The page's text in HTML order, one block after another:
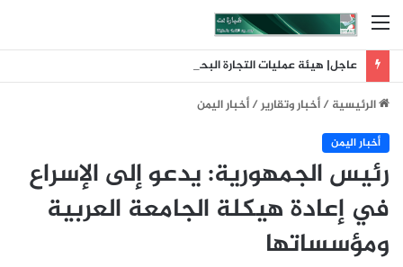
القائمة
الرئيسية/أخبار وتقارير/أخبار اليمن
أخبار اليمن
رئيس الجمهورية: يدعو إلى الإسراع
في إعادة هيكلة الجامعة العربية
ومؤسساتها